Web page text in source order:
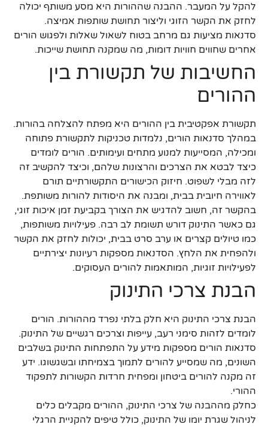
להקל על המעבר. ההבנה שההורות היא מסע משותף יכולה
לחזק את הקשר הזוגי וליצור תחושת שותפות אמיצה.
סדנאות מציעות גם מרחב בטוח לשאול שאלות ולפגוש הורים
אחרים שחווים חוויות דומות, מה שמקנה תחושת שייכות.
החשיבות של תקשורת בין
ההורים
תקשורת אפקטיבית בין ההורים היא מפתח להצלחה בהורות.
במהלך סדנאות הורים, נלמדות טכניקות לתקשורת פתוחה
ומכילה, המסייעות למנוע מתחים ועימותים. הורים לומדים
כיצד לבטא את הצרכים והרצונות שלהם, וכיצד להקשיב זה
לזה מבלי לשפוט. חיזוק הכישורים התקשורתיים תורם
לאווירה חיובית בבית, ומבנה את היסודות להורות משותפת.
בהקשר זה, חשוב להדגיש את הצורך בקביעת זמן איכות זוגי,
גם כאשר התינוק דורש תשומת לב רבה. פעילויות משותפות,
כמו טיולים קצרים או ערב סרט בבית, יכולות לחזק את הקשר
ולהפחית את הלחץ. הסדנאות מספקות רעיונות יצירתיים
לפעילויות זוגיות, המותאמות להורים העסוקים.
הבנת צרכי התינוק
הבנת צרכי התינוק היא חלק בלתי נפרד מההורות. הורים
לומדים לזהות סימני רעב, עייפות וצרכים רגשיים של התינוק.
סדנאות הורים מספקות מידע על התפתחות התינוק בשלבים
השונים, מה שמסייע להורים לתמוך בצמיחתו ובשגשוגו. ידע
זה מקנה להורים ביטחון ומפחית חרדות הקשורות לתפקוד
ההורי.
כחלק מההבנה של צרכי התינוק, ההורים מקבלים כלים
לניהול שגרת יומו של התינוק, כולל טיפים להקניית הרגלי